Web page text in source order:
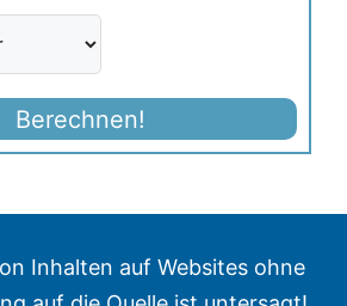
Berechnen!
Inhalten auf Websites ohne